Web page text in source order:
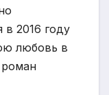
2016 году
любовь в
роман